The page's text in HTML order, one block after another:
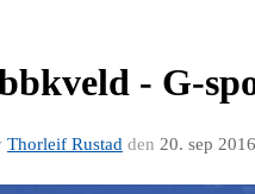
- G-
Thorleif Rustad den 20. sep 2016